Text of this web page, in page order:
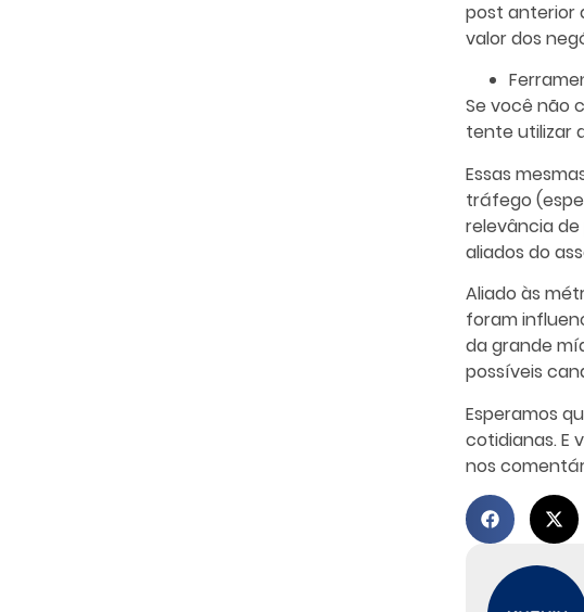
post anterior
valor dos
Se você não
tente utilizar
Essas
tráfego
relevância
aliados do
Aliado às
foram
da grande
possíveis
Esperamos
cotidianas. E
nos